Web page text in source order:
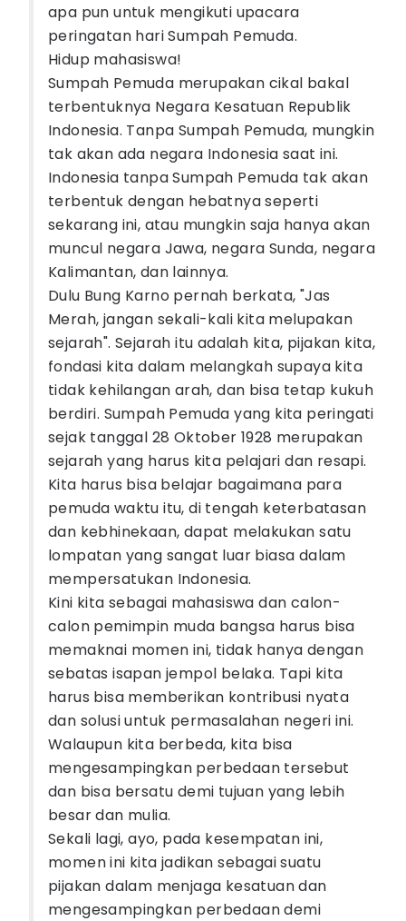
apa pun untuk mengikuti upacara
peringatan hari Sumpah Pemuda.
Hidup mahasiswa!
Sumpah Pemuda merupakan cikal bakal
terbentuknya Negara Kesatuan Republik
Indonesia. Tanpa Sumpah Pemuda, mungkin
tak akan ada negara Indonesia saat ini.
Indonesia tanpa Sumpah Pemuda tak akan
terbentuk dengan hebatnya seperti
sekarang ini, atau mungkin saja hanya akan
muncul negara Jawa, negara Sunda, negara
Kalimantan, dan lainnya.
Dulu Bung Karno pernah berkata, "Jas
Merah, jangan sekali-kali kita melupakan
sejarah". Sejarah itu adalah kita, pijakan kita,
fondasi kita dalam melangkah supaya kita
tidak kehilangan arah, dan bisa tetap kukuh
berdiri. Sumpah Pemuda yang kita peringati
sejak tanggal 28 Oktober 1928 merupakan
sejarah yang harus kita pelajari dan resapi.
Kita harus bisa belajar bagaimana para
pemuda waktu itu, di tengah keterbatasan
dan kebhinekaan, dapat melakukan satu
lompatan yang sangat luar biasa dalam
mempersatukan Indonesia.
Kini kita sebagai mahasiswa dan calon-
calon pemimpin muda bangsa harus bisa
memaknai momen ini, tidak hanya dengan
sebatas isapan jempol belaka. Tapi kita
harus bisa memberikan kontribusi nyata
dan solusi untuk permasalahan negeri ini.
Walaupun kita berbeda, kita bisa
mengesampingkan perbedaan tersebut
dan bisa bersatu demi tujuan yang lebih
besar dan mulia.
Sekali lagi, ayo, pada kesempatan ini,
momen ini kita jadikan sebagai suatu
pijakan dalam menjaga kesatuan dan
mengesampingkan perbedaan demi